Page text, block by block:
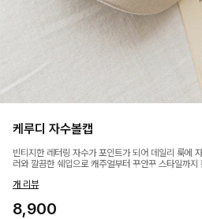
케루디 자수볼캡
빈티지한 레터링 자수가 포인트가 되어 데일리 룩에
러와 깔끔한 쉐입으로 캐주얼부터 꾸안꾸 스타일까
개 리뷰
8,900